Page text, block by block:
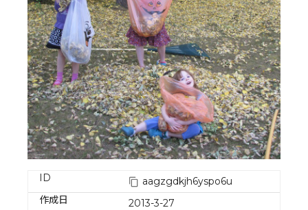
ID
aagzgdkjh6yspo6u
作成日
2013-3-27